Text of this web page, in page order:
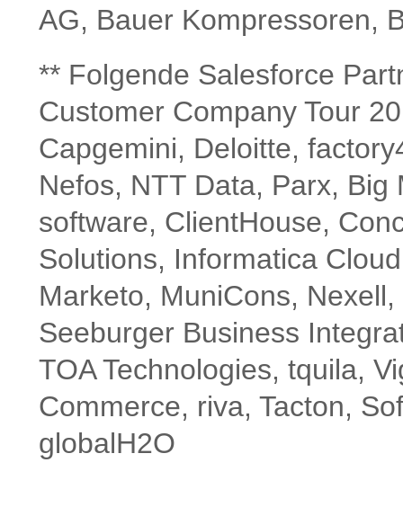
AG, Bauer Kompressoren,
** Folgende Salesforce
Customer Company Tour
Capgemini, Deloitte,
Nefos, NTT Data, Parx,
software, ClientHouse,
Solutions, Informatica
Marketo, MuniCons,
Seeburger Business
TOA Technologies, tquila,
Commerce, riva, Tacton,
globalH2O